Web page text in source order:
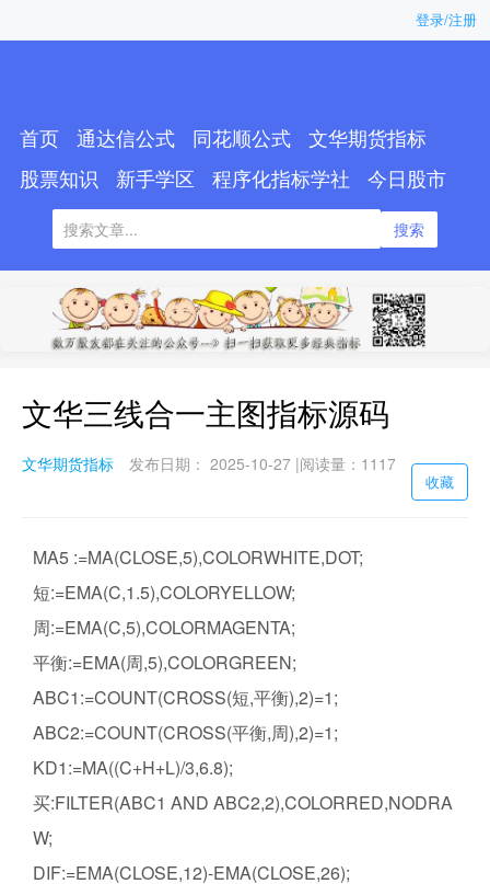
登录/注册
首页 通达信公式 同花顺公式
文华期货指标
股票知识
新手学区 程序化指标学社 今日股市
搜索
文华三线合一主图指标源码
文华期货指标 发布日期： 2025-10-27 |阅读量：1117
收藏
MA5 :=MA(CLOSE,5),COLORWHITE,DOT;
短:=EMA(C,1.5),COLORYELLOW;
周:=EMA(C,5),COLORMAGENTA;
平衡:=EMA(周,5),COLORGREEN;
ABC1:=COUNT(CROSS(短,平衡),2)=1;
ABC2:=COUNT(CROSS(平衡,周),2)=1;
KD1:=MA((C+H+L)/3,6.8);
买:FILTER(ABC1 AND ABC2,2),COLORRED,NODRA
W;
DIF:=EMA(CLOSE,12)-EMA(CLOSE,26);